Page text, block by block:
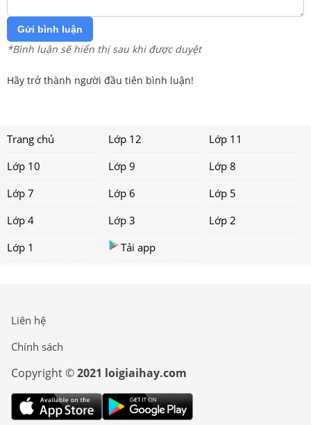
Gửi bình luận
*Bình luận sẽ hiển thị sau khi được duyệt
Hãy trở thành người đầu tiên bình luận!
Trang chủ Lớp 12
Lớp 11
Lớp 10
Lớp 9
Lớp 8
Lớp 7
Lớp 6
Lớp 5
Lớp 4
Lớp 3
Lớp 2
Lớp 1
Tải app
Liên hệ
Chính sách
Copyright ©2021 loigiaihay.com